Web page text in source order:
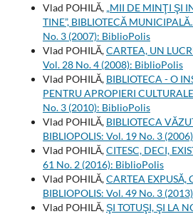
Vlad POHILĂ, „MII DE MINŢI ŞI
TINE”, BIBLIOTECĂ
No. 3 (2007): BiblioPolis
Vlad POHILĂ,CARTEA, UN
Vol. 28 No. 4 (2008): BiblioPolis
Vlad POHILĂ, BIBLIOTECA - O
PENTRU APROPIERI CULTURALE
No. 3 (2010): BiblioPolis
Vlad POHILĂ, BIBLIOTECA
BIBLIOPOLIS: Vol. 19 No. 3
Vlad POHILĂ,CITESC, DECI,
61 No. 2 (2016): BiblioPolis
Vlad POHILĂ,CARTEA EXPUSĂ,
BIBLIOPOLIS: Vol. 49 No. 3
Vlad POHILĂ,ŞI TOTUŞI, ŞI LA